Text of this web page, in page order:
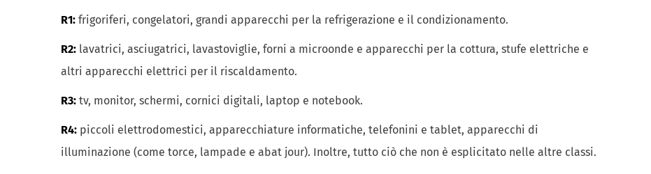
R1: frigoriferi, congelatori, grandi apparecchi per la refrigerazione e il condizionamento.
R2: lavatrici, asciugatrici, lavastoviglie, forni a microonde e apparecchi per la cottura, stufe elettriche e
altri apparecchi elettrici per il riscaldamento.
R3: tv, monitor, schermi, cornici digitali, laptop e notebook.
R4: piccoli elettrodomestici, apparecchiature informatiche, telefonini e tablet, apparecchi di
illuminazione (come torce, lampade e abat jour). Inoltre, tutto ciò che non è esplicitato nelle altre classi.